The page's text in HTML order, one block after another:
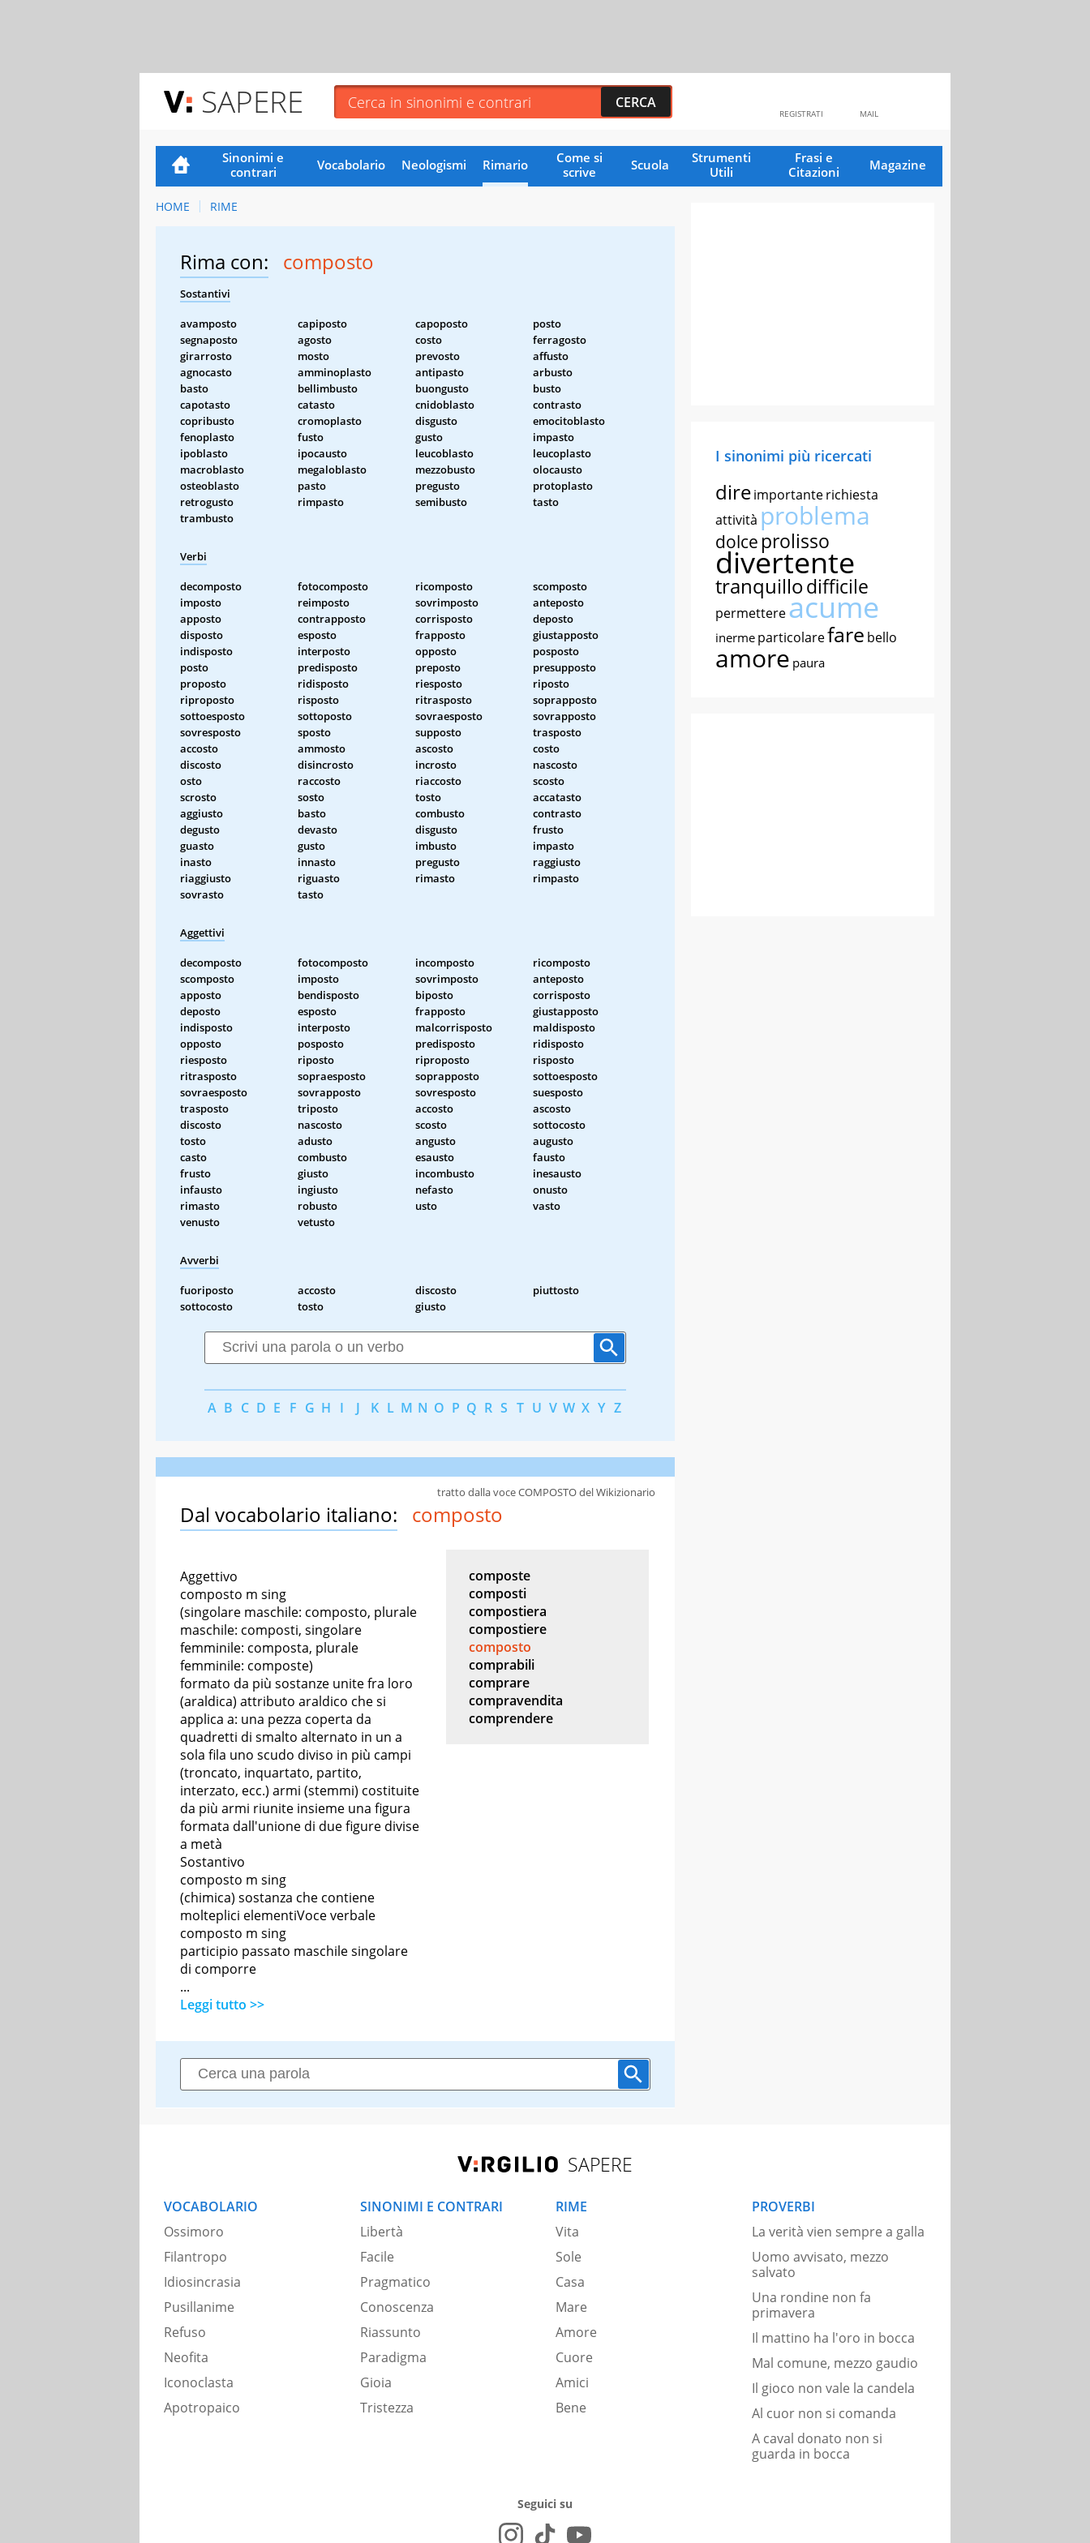
SAPERE MAIL
REGISTRATI
Sinonimi e
contrari
Vocabolario Neologismi Rimario
Come si
scrive
Scuola
Strumenti
Utili
Frasi e
Citazioni
Magazine
HOME RIME
Rima con: composto
Sostantivi
avamposto capiposto capoposto
posto
segnaposto
agosto costo
ferragosto
girarrosto
mosto prevosto
affusto
agnocasto
amminoplasto antipasto
arbusto
basto
bellimbusto buongusto
busto
capotasto
catasto cnidoblasto
contrasto
copribusto
cromoplasto disgusto
emocitoblasto
fenoplasto
fusto gusto
impasto
ipoblasto
ipocausto leucoblasto
leucoplasto
macroblasto
megaloblasto mezzobusto
olocausto
osteoblasto
pasto pregusto
protoplasto
retrogusto
rimpasto semibusto
tasto
trambusto
Verbi
decomposto fotocomposto ricomposto
scomposto
imposto
reimposto sovrimposto
anteposto
apposto
contrapposto corrisposto
deposto
disposto
esposto frapposto
giustapposto
indisposto
interposto opposto
posposto
posto
predisposto preposto
presupposto
proposto
ridisposto riesposto
riposto
riproposto
risposto ritrasposto
soprapposto
sottoesposto
sottoposto sovraesposto
sovrapposto
sovresposto
sposto supposto
trasposto
accosto
ammosto ascosto
costo
discosto
disincrosto incrosto
nascosto
osto
raccosto riaccosto
scosto
scrosto
sosto tosto
accatasto
aggiusto
basto combusto
contrasto
degusto
devasto disgusto
frusto
guasto
gusto imbusto
impasto
inasto
innasto pregusto
raggiusto
riaggiusto
riguasto rimasto
rimpasto
sovrasto
tasto
Aggettivi
decomposto fotocomposto incomposto
ricomposto
scomposto
imposto sovrimposto
anteposto
apposto
bendisposto biposto
corrisposto
deposto
esposto frapposto
giustapposto
indisposto
interposto malcorrisposto
maldisposto
opposto
posposto predisposto
ridisposto
riesposto
riposto riproposto
risposto
ritrasposto
sopraesposto soprapposto
sottoesposto
sovraesposto
sovrapposto sovresposto
suesposto
trasposto
triposto accosto
ascosto
discosto
nascosto scosto
sottocosto
tosto
adusto angusto
augusto
casto
combusto esausto
fausto
frusto
giusto incombusto
inesausto
infausto
ingiusto nefasto
onusto
rimasto
robusto usto
vasto
venusto
vetusto
Avverbi
fuoriposto accosto discosto
piuttosto
sottocosto
tosto giusto
A B C D E F G H I J K L M N O P Q R S T U V W X Y Z
Dal vocabolario italiano: composto
tratto dalla voce COMPOSTO del Wikizionario
Aggettivo
composto m sing
(singolare maschile: composto, plurale
maschile: composti, singolare
femminile: composta, plurale
femminile: composte)
formato da più sostanze unite fra loro
(araldica) attributo araldico che si
applica a: una pezza coperta da
quadretti di smalto alternato in un a
sola fila uno scudo diviso in più campi
(troncato, inquartato, partito,
interzato, ecc.) armi (stemmi) costituite
da più armi riunite insieme una figura
formata dall'unione di due figure divise
a metà
Sostantivo
composto m sing
(chimica) sostanza che contiene
molteplici elementiVoce verbale
composto m sing
participio passato maschile singolare
di comporre
...
Leggi tutto >>
composte
composti
compostiera
compostiere
composto
comprabili
comprare
compravendita
comprendere
I sinonimi più ricercati
direimportanterichiesta
attività problema
dolce prolisso
divertente
tranquillodifficile
permettereacume
inerme particolarefare bello
amore paura
SAPERE
VOCABOLARIO
Ossimoro
Filantropo
Idiosincrasia
Pusillanime
Refuso
Neofita
Iconoclasta
Apotropaico
SINONIMI E CONTRARI
Libertà
Facile
Pragmatico
Conoscenza
Riassunto
Paradigma
Gioia
Tristezza
RIME
Vita
Sole
Casa
Mare
Amore
Cuore
Amici
Bene
PROVERBI
La verità vien sempre a galla
Uomo avvisato, mezzo
salvato
Una rondine non fa
primavera
Il mattino ha l'oro in bocca
Mal comune, mezzo gaudio
Il gioco non vale la candela
Al cuor non si comanda
A caval donato non si
guarda in bocca
Seguici su